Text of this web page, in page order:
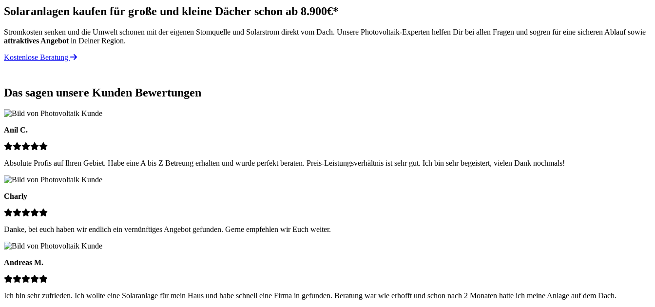
Solaranlagen kaufen für große und kleine Dächer schon ab 8.900€*
Stromkosten senken und die Umwelt schonen mit der eigenen Stomquelle und Solarstrom direkt vom Dach. Unsere Photovoltaik-Experten helfen Dir bei allen Fragen und sogren für eine sicheren Ablauf sowie
attraktives Angebot in Deiner Region.
Kostenlose Beratung
Das sagen unsere Kunden Bewertungen
Anil C.
Absolute Profis auf Ihren Gebiet. Habe eine A bis Z Betreung erhalten und wurde perfekt beraten. Preis-Leistungsverhältnis ist sehr gut. Ich bin sehr begeistert, vielen Dank nochmals!
Charly
Danke, bei euch haben wir endlich ein vernünftiges Angebot gefunden. Gerne empfehlen wir Euch weiter.
Andreas M.
Ich bin sehr zufrieden. Ich wollte eine Solaranlage für mein Haus und habe schnell eine Firma in gefunden. Beratung war wie erhofft und schon nach 2 Monaten hatte ich meine Anlage auf dem Dach.